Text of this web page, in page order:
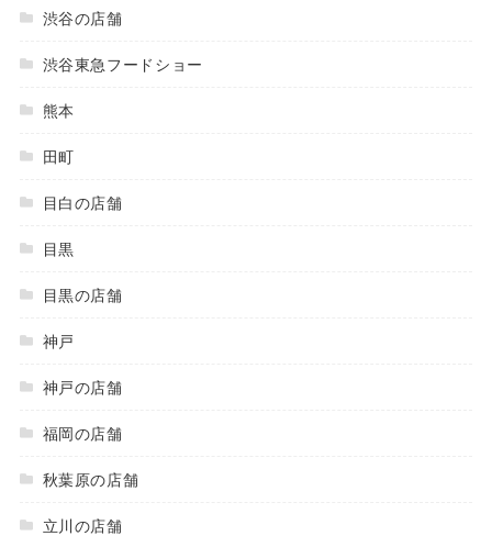
渋谷の店舗
渋谷東急フードショー
熊本
田町
目白の店舗
目黒
目黒の店舗
神戸
神戸の店舗
福岡の店舗
秋葉原の店舗
立川の店舗